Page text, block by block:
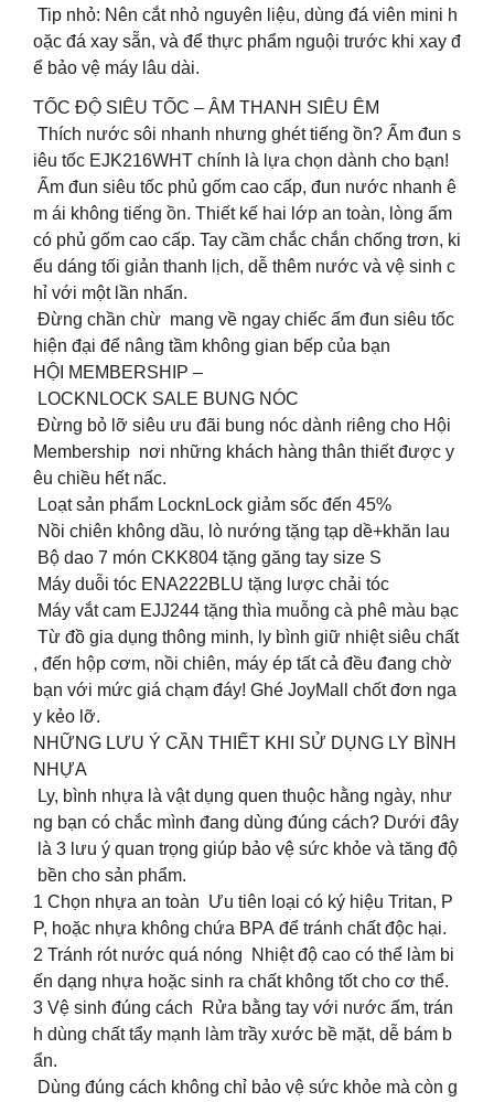
Tip nhỏ: Nên cắt nhỏ nguyên liệu, dùng đá viên mini h
oặc đá xay sẵn, và để thực phẩm nguội trước khi xay đ
ể bảo vệ máy lâu dài.
TỐC ĐỘ SIÊU TỐC – ÂM THANH SIÊU ÊM
Thích nước sôi nhanh nhưng ghét tiếng ồn? Ấm đun s
iêu tốc EJK216WHT chính là lựa chọn dành cho bạn!
Ấm đun siêu tốc phủ gốm cao cấp, đun nước nhanh ê
m ái không tiếng ồn. Thiết kế hai lớp an toàn, lòng ấm
có phủ gốm cao cấp. Tay cầm chắc chắn chống trơn, ki
ểu dáng tối giản thanh lịch, dễ thêm nước và vệ sinh c
hỉ với một lần nhấn.
Đừng chần chừ mang về ngay chiếc ấm đun siêu tốc
hiện đại để nâng tầm không gian bếp của bạn
HỘI MEMBERSHIP –
LOCKNLOCK SALE BUNG NÓC
Đừng bỏ lỡ siêu ưu đãi bung nóc dành riêng cho Hội
Membership nơi những khách hàng thân thiết được y
êu chiều hết nấc.
Loạt sản phẩm LocknLock giảm sốc đến 45%
Nồi chiên không dầu, lò nướng tặng tạp dề+khăn lau
Bộ dao 7 món CKK804 tặng găng tay size S
Máy duỗi tóc ENA222BLU tặng lược chải tóc
Máy vắt cam EJJ244 tặng thìa muỗng cà phê màu bạc
Từ đồ gia dụng thông minh, ly bình giữ nhiệt siêu chất
, đến hộp cơm, nồi chiên, máy ép tất cả đều đang chờ
bạn với mức giá chạm đáy! Ghé JoyMall chốt đơn nga
y kẻo lỡ.
NHỮNG LƯU Ý CẦN THIẾT KHI SỬ DỤNG LY BÌNH
NHỰA
Ly, bình nhựa là vật dụng quen thuộc hằng ngày, như
ng bạn có chắc mình đang dùng đúng cách? Dưới đây
là 3 lưu ý quan trọng giúp bảo vệ sức khỏe và tăng độ
bền cho sản phẩm.
1️ Chọn nhựa an toàn Ưu tiên loại có ký hiệu Tritan, P
P, hoặc nhựa không chứa BPA để tránh chất độc hại.
2️ Tránh rót nước quá nóng Nhiệt độ cao có thể làm bi
ến dạng nhựa hoặc sinh ra chất không tốt cho cơ thể.
3️ Vệ sinh đúng cách Rửa bằng tay với nước ấm, trán
h dùng chất tẩy mạnh làm trầy xước bề mặt, dễ bám b
ẩn.
Dùng đúng cách không chỉ bảo vệ sức khỏe mà còn g